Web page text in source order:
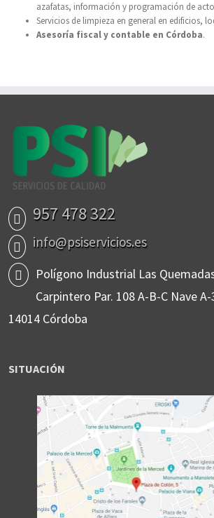
azafatas, información y programación de
Servicios de limpieza en general en edificios,
Asesoría fiscal y contable en Córdoba.
957 478 322
info@psiservicios.es
Polígono Industrial Las
Carpintero Par. 108 A-B-C Nave A-
14014 Córdoba
SITUACIÓN